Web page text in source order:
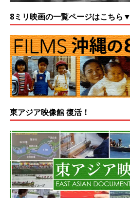
8ミリ映画の一覧ページはこちら▼
東アジア映像館 復活！